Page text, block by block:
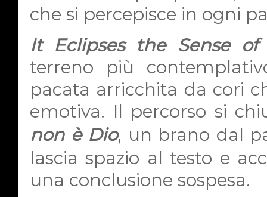
che si percepisce in ogni
It Eclipses the Sense of
terreno più
pacata arricchita da cori
emotiva. Il percorso si
non è Dio, un brano dal
lascia spazio al testo e
una conclusione sospesa.